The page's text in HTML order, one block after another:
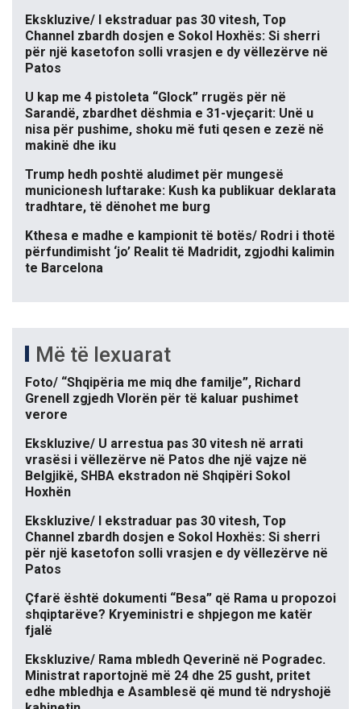
Ekskluzive/ I ekstraduar pas 30 vitesh, Top
Channel zbardh dosjen e Sokol Hoxhës: Si sherri
për një kasetofon solli vrasjen e dy vëllezërve në
Patos
U kap me 4 pistoleta “Glock” rrugës për në
Sarandë, zbardhet dëshmia e 31-vjeçarit: Unë u
nisa për pushime, shoku më futi qesen e zezë në
makinë dhe iku
Trump hedh poshtë aludimet për mungesë
municionesh luftarake: Kush ka publikuar deklarata
tradhtare, të dënohet me burg
Kthesa e madhe e kampionit të botës/ Rodri i thotë
përfundimisht ‘jo’ Realit të Madridit, zgjodhi kalimin
te Barcelona
Më të lexuarat
Foto/ “Shqipëria me miq dhe familje”, Richard
Grenell zgjedh Vlorën për të kaluar pushimet
verore
Ekskluzive/ U arrestua pas 30 vitesh në arrati
vrasësi i vëllezërve në Patos dhe një vajze në
Belgjikë, SHBA ekstradon në Shqipëri Sokol
Hoxhën
Ekskluzive/ I ekstraduar pas 30 vitesh, Top
Channel zbardh dosjen e Sokol Hoxhës: Si sherri
për një kasetofon solli vrasjen e dy vëllezërve në
Patos
Çfarë është dokumenti “Besa” që Rama u propozoi
shqiptarëve? Kryeministri e shpjegon me katër
fjalë
Ekskluzive/ Rama mbledh Qeverinë në Pogradec.
Ministrat raportojnë më 24 dhe 25 gusht, pritet
edhe mbledhja e Asamblesë që mund të ndryshojë